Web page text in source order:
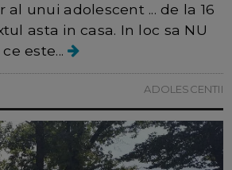
al unui adolescent ... de la 16
asta in casa. In loc sa NU
este...
ADOLESCENTII